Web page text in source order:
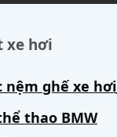
xe hơi
nệm ghế xe hơi
thao BMW